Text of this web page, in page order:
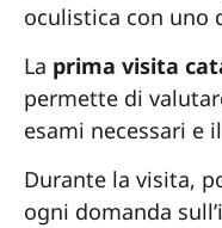
oculistica con uno
La prima visita
permette di
esami necessari e
Durante la visita,
ogni domanda